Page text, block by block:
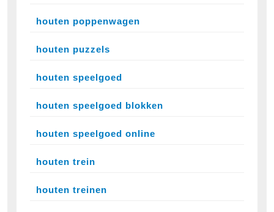
houten poppenwagen
houten puzzels
houten speelgoed
houten speelgoed blokken
houten speelgoed online
houten trein
houten treinen